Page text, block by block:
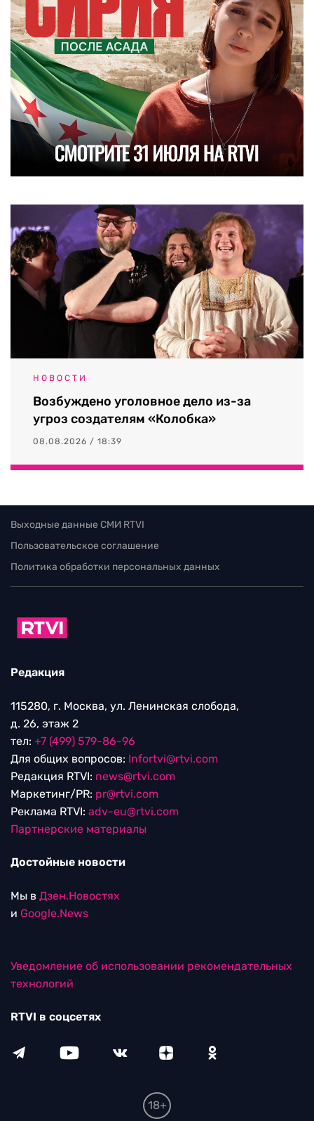
НОВОСТИ
Возбуждено уголовное дело из-за
угроз создателям «Колобка»
08.08.2026 / 18:39
Выходные данные СМИ RTVI
Пользовательское соглашение
Политика обработки персональных данных
Редакция
115280, г. Москва, ул. Ленинская слобода,
д. 26, этаж 2
тел: +7 (499) 579-86-96
Для общих вопросов: Infortvi@rtvi.com
Редакция RTVI: news@rtvi.com
Маркетинг/PR: pr@rtvi.com
Реклама RTVI: adv-eu@rtvi.com
Партнерские материалы
Достойные новости
Мы в Дзен.Новостях
и Google.News
Уведомление об использовании рекомендательных
технологий
RTVI в соцсетях
18+